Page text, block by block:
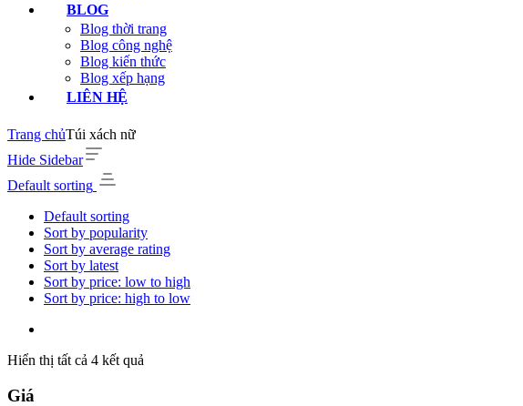
BLOG
Blog thời trang
Blog công nghệ
Blog kiến thức
Blog xếp hạng
LIÊN HỆ
Trang chủTúi xách nữ
Hide Sidebar
Default sorting
Default sorting
Sort by popularity
Sort by average rating
Sort by latest
Sort by price: low to high
Sort by price: high to low
Hiển thị tất cả 4 kết quả
Giá